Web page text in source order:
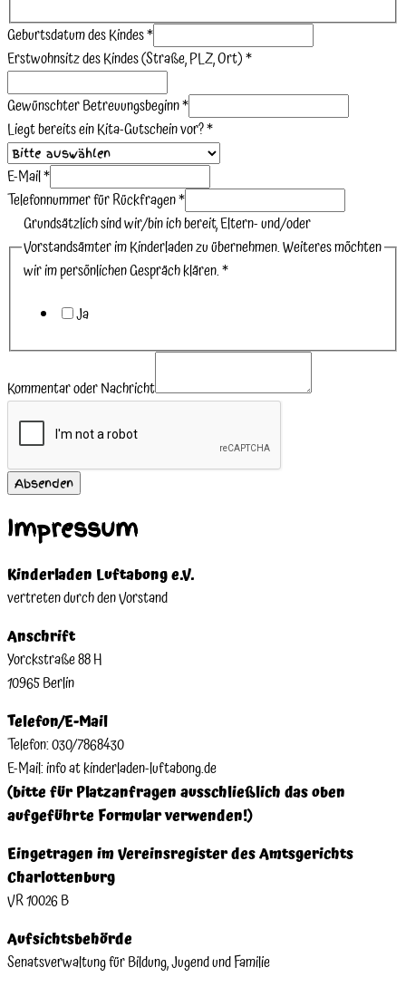
Geburtsdatum des Kindes*
Erstwohnsitz des Kindes (Straße, PLZ, Ort)*
Gewünschter Betreuungsbeginn*
Liegt bereits ein Kita-Gutschein vor?*
E-Mail*
Telefonnummer für Rückfragen*
Grundsätzlich sind wir/bin ich bereit, Eltern- und/oder
Vorstandsämter im Kinderladen zu übernehmen. Weiteres möchten
wir im persönlichen Gespräch klären.*
Ja
Kommentar oder Nachricht
Absenden
Impressum
Kinderladen Luftabong e.V.
vertreten durch den Vorstand
Anschrift
Yorckstraße 88 H
10965 Berlin
Telefon/E-Mail
Telefon: 030/7868430
E-Mail: info at kinderladen-luftabong.de
(bitte für Platzanfragen ausschließlich das oben
aufgeführte Formular verwenden!)
Eingetragen im Vereinsregister des Amtsgerichts
Charlottenburg
VR 10026 B
Aufsichtsbehörde
Senatsverwaltung für Bildung, Jugend und Familie